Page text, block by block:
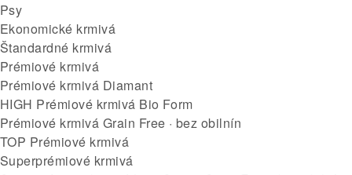
Psy
Ekonomické krmivá
Štandardné krmivá
Prémiové krmivá
Prémiové krmivá Diamant
HIGH Prémiové krmivá Bio Form
Prémiové krmivá Grain Free · bez obilnín
TOP Prémiové krmivá
Superprémiové krmivá